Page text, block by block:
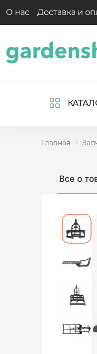
О нас Доставка и
Главная
Все о